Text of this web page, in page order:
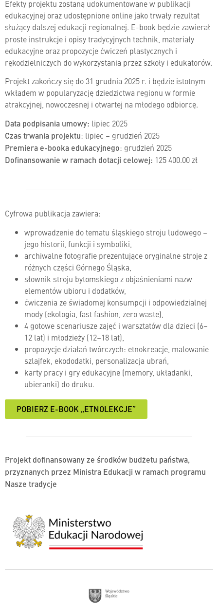
Efekty projektu zostaną udokumentowane w publikacji
edukacyjnej oraz udostępnione online jako trwały rezultat
służący dalszej edukacji regionalnej. E-book będzie zawierał
proste instrukcje i opisy tradycyjnych technik, materiały
edukacyjne oraz propozycje ćwiczeń plastycznych i
rękodzielniczych do wykorzystania przez szkoły i edukatorów.
Projekt zakończy się do 31 grudnia 2025 r. i będzie istotnym
wkładem w popularyzację dziedzictwa regionu w formie
atrakcyjnej, nowoczesnej i otwartej na młodego odbiorcę.
Data podpisania umowy: lipiec 2025
Czas trwania projektu: lipiec – grudzień 2025
Premiera e-booka edukacyjnego: grudzień 2025
Dofinansowanie w ramach dotacji celowej: 125 400.00 zł
Cyfrowa publikacja zawiera:
wprowadzenie do tematu śląskiego stroju ludowego –
jego historii, funkcji i symboliki,
archiwalne fotografie prezentujące oryginalne stroje z
różnych części Górnego Śląska,
słownik stroju bytomskiego z objaśnieniami nazw
elementów ubioru i dodatków,
ćwiczenia ze świadomej konsumpcji i odpowiedzialnej
mody (ekologia, fast fashion, zero waste),
4 gotowe scenariusze zajęć i warsztatów dla dzieci (6–
12 lat) i młodzieży (12–18 lat),
propozycje działań twórczych: etnokreacje, malowanie
szlajfek, ekododatki, personalizacja ubrań,
karty pracy i gry edukacyjne (memory, układanki,
ubieranki) do druku.
POBIERZ E-BOOK „ETNOLEKCJE”
Projekt dofinansowany ze środków budżetu państwa,
przyznanych przez Ministra Edukacji w ramach programu
Nasze tradycje